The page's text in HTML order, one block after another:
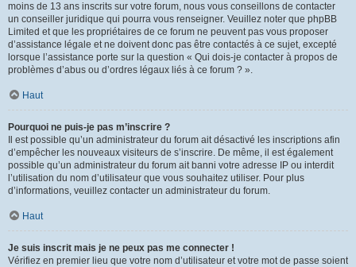
moins de 13 ans inscrits sur votre forum, nous vous conseillons de contacter
un conseiller juridique qui pourra vous renseigner. Veuillez noter que phpBB
Limited et que les propriétaires de ce forum ne peuvent pas vous proposer
d’assistance légale et ne doivent donc pas être contactés à ce sujet, excepté
lorsque l’assistance porte sur la question « Qui dois-je contacter à propos de
problèmes d’abus ou d’ordres légaux liés à ce forum ? ».
Haut
Pourquoi ne puis-je pas m’inscrire ?
Il est possible qu’un administrateur du forum ait désactivé les inscriptions afin
d’empêcher les nouveaux visiteurs de s’inscrire. De même, il est également
possible qu’un administrateur du forum ait banni votre adresse IP ou interdit
l’utilisation du nom d’utilisateur que vous souhaitez utiliser. Pour plus
d’informations, veuillez contacter un administrateur du forum.
Haut
Je suis inscrit mais je ne peux pas me connecter !
Vérifiez en premier lieu que votre nom d’utilisateur et votre mot de passe soient